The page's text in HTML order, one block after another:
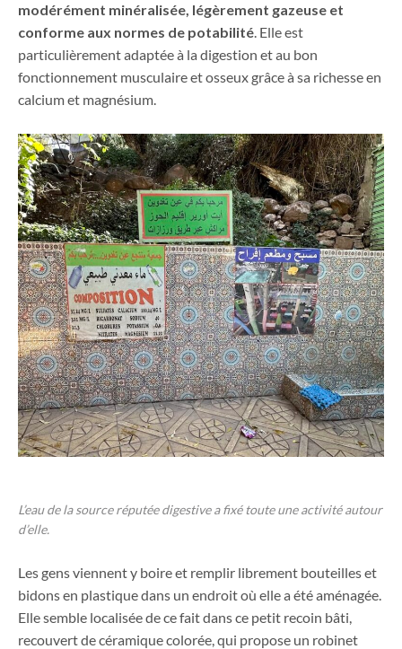
modérément minéralisée, légèrement gazeuse et
conforme aux normes de potabilité. Elle est
particulièrement adaptée à la digestion et au bon
fonctionnement musculaire et osseux grâce à sa richesse en
calcium et magnésium.
L’eau de la source réputée digestive a fixé toute une activité autour
d’elle.
Les gens viennent y boire et remplir librement bouteilles et
bidons en plastique dans un endroit où elle a été aménagée.
Elle semble localisée de ce fait dans ce petit recoin bâti,
recouvert de céramique colorée, qui propose un robinet